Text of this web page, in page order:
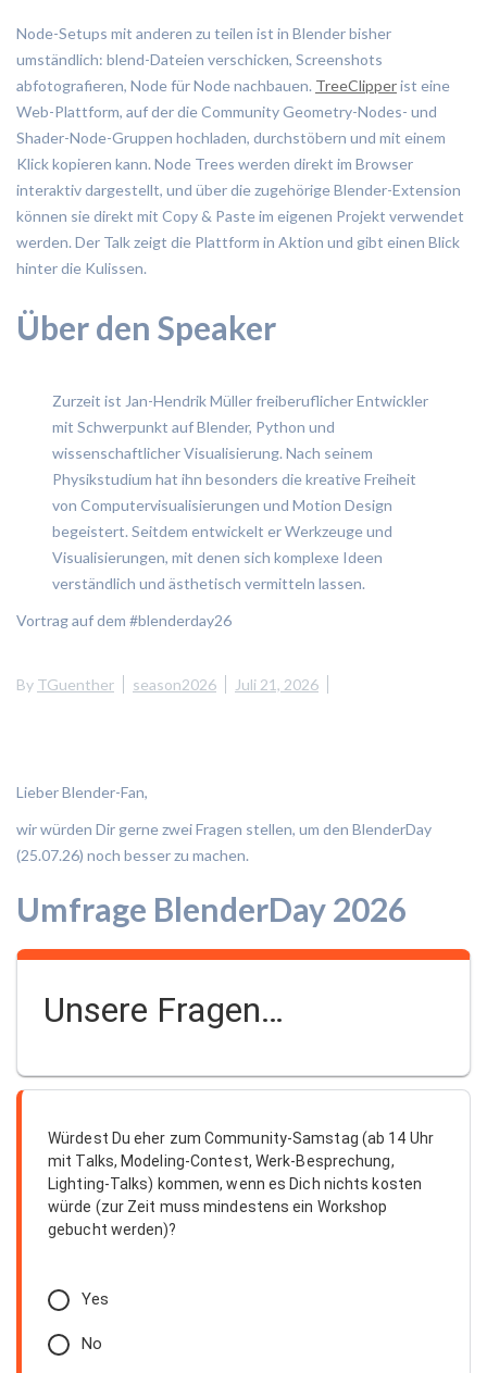
Node-Setups mit anderen zu teilen ist in Blender bisher
umständlich: blend-Dateien verschicken, Screenshots
abfotografieren, Node für Node nachbauen. TreeClipperist eine
Web-Plattform, auf der die Community Geometry-Nodes- und
Shader-Node-Gruppen hochladen, durchstöbern und mit einem
Klick kopieren kann. Node Trees werden direkt im Browser
interaktiv dargestellt, und über die zugehörige Blender-Extension
können sie direkt mit Copy & Paste im eigenen Projekt verwendet
werden. Der Talk zeigt die Plattform in Aktion und gibt einen Blick
hinter die Kulissen.
Über den Speaker
Zurzeit ist Jan-Hendrik Müller freiberuflicher Entwickler
mit Schwerpunkt auf Blender, Python und
wissenschaftlicher Visualisierung. Nach seinem
Physikstudium hat ihn besonders die kreative Freiheit
von Computervisualisierungen und Motion Design
begeistert. Seitdem entwickelt er Werkzeuge und
Visualisierungen, mit denen sich komplexe Ideen
verständlich und ästhetisch vermitteln lassen.
Vortrag auf dem #blenderday26
By TGuenther season2026 Juli 21, 2026
Lieber Blender-Fan,
wir würden Dir gerne zwei Fragen stellen, um den BlenderDay
(25.07.26) noch besser zu machen.
Umfrage BlenderDay 2026
Unsere Fragen…
Würdest Du eher zum Community-Samstag (ab 14 Uhr
mit Talks, Modeling-Contest, Werk-Besprechung,
Lighting-Talks) kommen, wenn es Dich nichts kosten
würde (zur Zeit muss mindestens ein Workshop
gebucht werden)?
Yes
No